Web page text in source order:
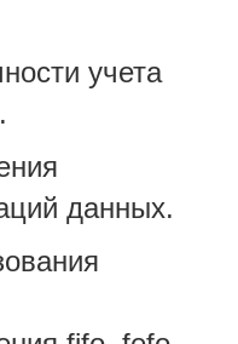
учета
данных.